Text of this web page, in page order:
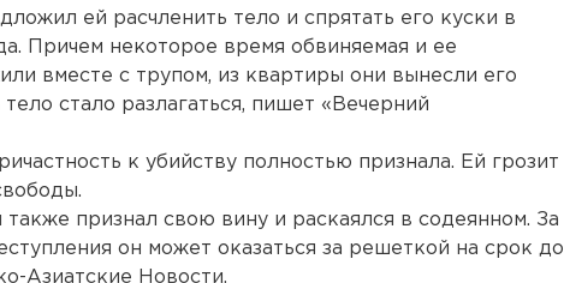
ей расчленить тело и спрятать его куски в
Причем некоторое время обвиняемая и ее
вместе с трупом, из квартиры они вынесли его
тело стало разлагаться, пишет «Вечерний
к убийству полностью признала. Ей грозит
признал свою вину и раскаялся в содеянном. За
он может оказаться за решеткой на срок до
Азиатские Новости.